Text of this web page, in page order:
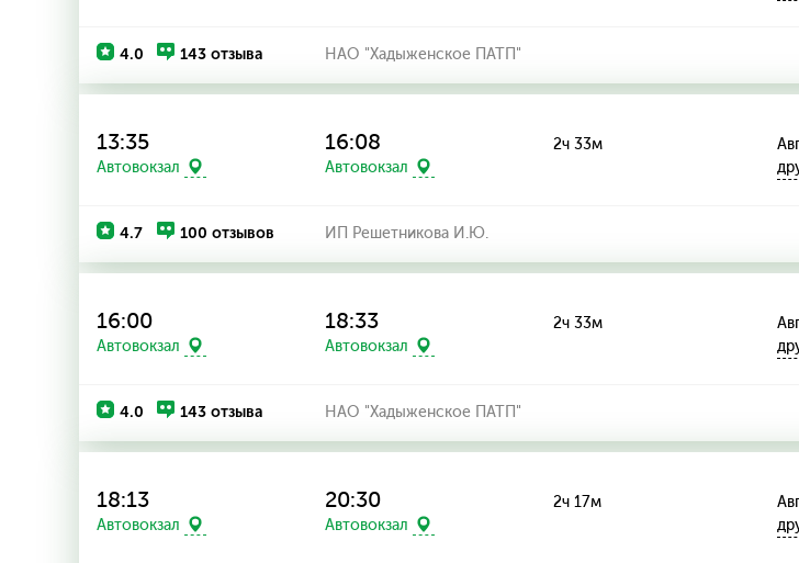
4.0 143 отзыва НАО "Хадыженское ПАТП"
13:35
Автовокзал
16:08
Автовокзал
2ч 33м
4.7 100 отзывов ИП Решетникова И.Ю.
16:00
Автовокзал
18:33
Автовокзал
2ч 33м
4.0 143 отзыва НАО "Хадыженское ПАТП"
18:13
Автовокзал
20:30
Автовокзал
2ч 17м